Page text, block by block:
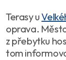
Terasy u
oprava.
z přebytku
tom